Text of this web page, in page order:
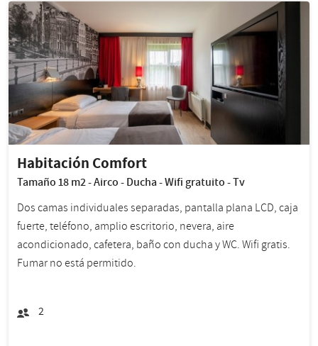
Habitación Comfort
Tamaño 18 m2 - Airco - Ducha - Wifi gratuito - Tv
Dos camas individuales separadas, pantalla plana LCD, caja
fuerte, teléfono, amplio escritorio, nevera, aire
acondicionado, cafetera, baño con ducha y WC. Wifi gratis.
Fumar no está permitido.
2